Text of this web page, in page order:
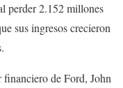
perder 2.152 millones
sus ingresos crecieron
de Ford, John